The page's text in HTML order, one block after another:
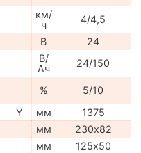
км/
ч
4/4,5
В
24
В/
Ач
24/150
%
5/10
Y мм
1375
мм
230х82
мм
125х50